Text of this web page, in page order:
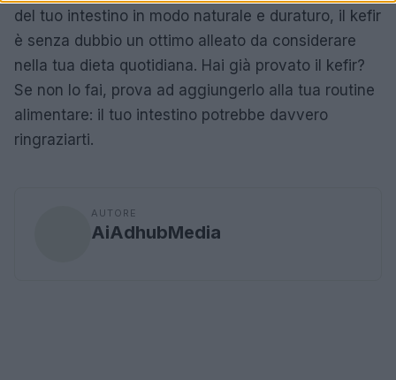
del tuo intestino in modo naturale e duraturo, il kefir
è senza dubbio un ottimo alleato da considerare
nella tua dieta quotidiana. Hai già provato il kefir?
Se non lo fai, prova ad aggiungerlo alla tua routine
alimentare: il tuo intestino potrebbe davvero
ringraziarti.
AUTORE
AiAdhubMedia